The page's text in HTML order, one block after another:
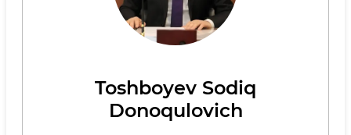
Toshboyev Sodiq
Donoqulovich